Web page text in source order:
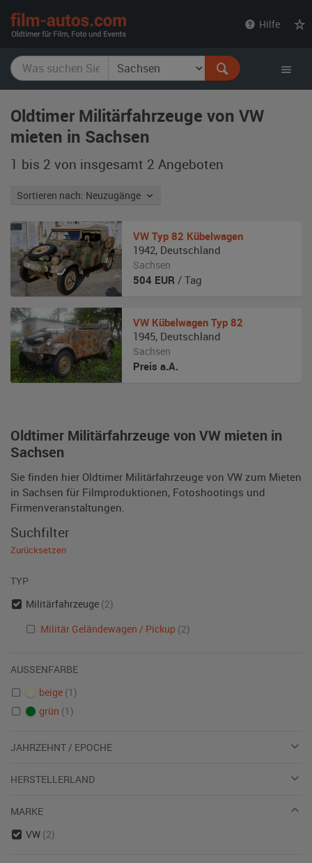
Hilfe
Oldtimer Militärfahrzeuge von VW
mieten in Sachsen
1 bis 2 von insgesamt 2 Angeboten
Sortieren nach: Neuzugänge
Oldtimer Militärfahrzeuge von VW mieten in
Sachsen
Sie finden hier Oldtimer Militärfahrzeuge von VW zum Mieten
in Sachsen für Filmproduktionen, Fotoshootings und
Firmenveranstaltungen.
VW Typ 82 Kübelwagen
1942, Deutschland
Sachsen
504 EUR / Tag
VW Kübelwagen Typ 82
1945, Deutschland
Sachsen
Preis a.A.
Suchfilter
Zurücksetzen
TYP
Militärfahrzeuge (2)
Militär Geländewagen / Pickup (2)
AUSSENFARBE
beige (1)
grün (1)
JAHRZEHNT / EPOCHE
HERSTELLERLAND
MARKE
VW (2)